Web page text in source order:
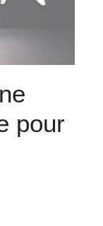
pour